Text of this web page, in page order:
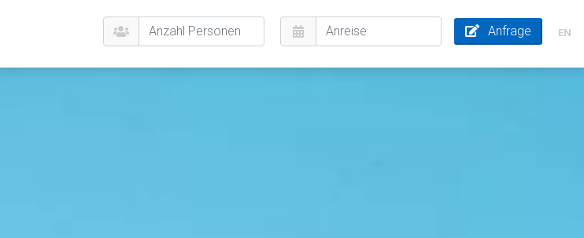
Anfrage EN